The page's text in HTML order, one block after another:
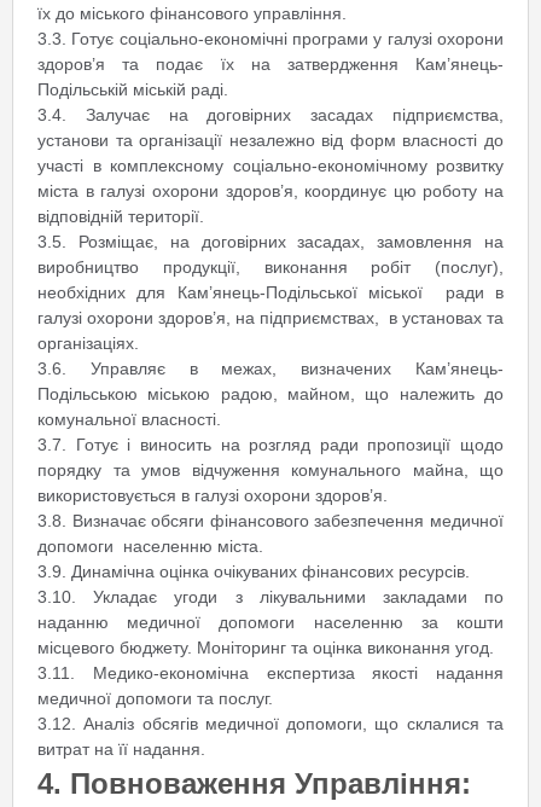
їх до міського фінансового управління.
3.3. Готує соціально-економічні програми у галузі охорони
здоров’я та подає їх на затвердження Кам’янець-
Подільській міській раді.
3.4. Залучає на договірних засадах підприємства,
установи та організації незалежно від форм власності до
участі в комплексному соціально-економічному розвитку
міста в галузі охорони здоров’я, координує цю роботу на
відповідній території.
3.5. Розміщає, на договірних засадах, замовлення на
виробництво продукції, виконання робіт (послуг),
необхідних для Кам’янець-Подільської міської ради в
галузі охорони здоров’я, на підприємствах, в установах та
організаціях.
3.6. Управляє в межах, визначених Кам’янець-
Подільською міською радою, майном, що належить до
комунальної власності.
3.7. Готує і виносить на розгляд ради пропозиції щодо
порядку та умов відчуження комунального майна, що
використовується в галузі охорони здоров’я.
3.8. Визначає обсяги фінансового забезпечення медичної
допомоги населенню міста.
3.9. Динамічна оцінка очікуваних фінансових ресурсів.
3.10. Укладає угоди з лікувальними закладами по
наданню медичної допомоги населенню за кошти
місцевого бюджету. Моніторинг та оцінка виконання угод.
3.11. Медико-економічна експертиза якості надання
медичної допомоги та послуг.
3.12. Аналіз обсягів медичної допомоги, що склалися та
витрат на її надання.
4. Повноваження Управління: